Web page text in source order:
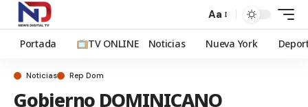
Aa
Portada TV ONLINE Noticias Nueva York
Noticias Rep Dom
Gobierno DOMINICANO